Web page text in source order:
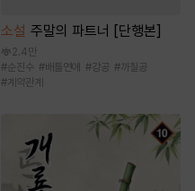
소설 주말의 파트너 [단행본]
2.4만
#순진수 #배틀연애 #강공 #까칠공
#계약관계